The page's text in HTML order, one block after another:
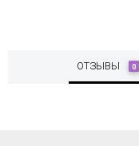
ОТЗЫВЫ 0